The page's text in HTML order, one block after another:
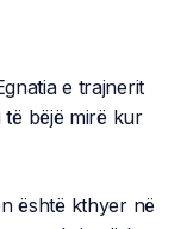
e trajnerit
të bëjë mirë kur
është kthyer në